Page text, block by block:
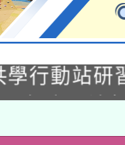
度第2次
公告(無人
學行動站研
年度閱讀
專業研習